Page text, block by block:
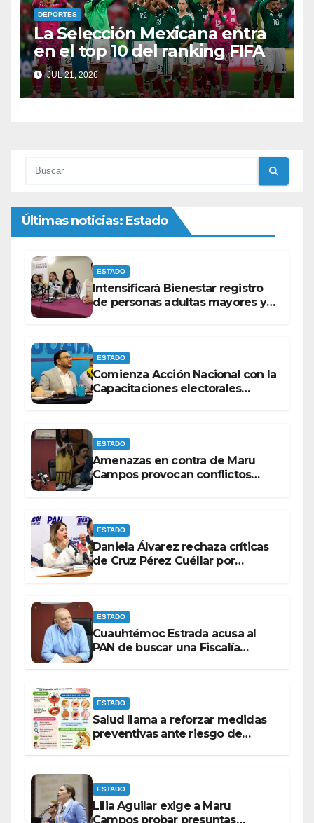
DEPORTES
La Selección Mexicana entra
en el top 10 del ranking FIFA
JUL 21, 2026
Últimas noticias: Estado
ESTADO
Intensificará Bienestar registro
de personas adultas mayores y
ESTADO
Comienza Acción Nacional con la
Capacitaciones electorales
ESTADO
Amenazas en contra de Maru
Campos provocan conflictos
ESTADO
Daniela Álvarez rechaza críticas
de Cruz Pérez Cuéllar por
ESTADO
Cuauhtémoc Estrada acusa al
PAN de buscar una Fiscalía
ESTADO
Salud llama a reforzar medidas
preventivas ante riesgo de
ESTADO
Lilia Aguilar exige a Maru
Campos probar presuntas